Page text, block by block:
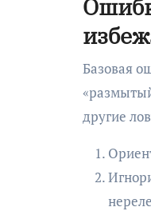
Базовая
другие